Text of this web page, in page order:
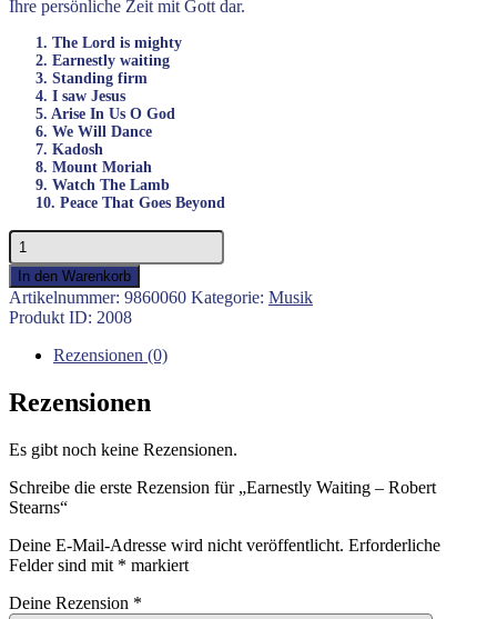
Ihre persönliche Zeit mit Gott dar.
1. The Lord is mighty
2. Earnestly waiting
3. Standing firm
4. I saw Jesus
5. Arise In Us O God
6. We Will Dance
7. Kadosh
8. Mount Moriah
9. Watch The Lamb
10. Peace That Goes Beyond
Earnestly
Waiting
Robert
Stearns
In den Warenkorb
Artikelnummer: 9860060 Kategorie: Musik
Produkt ID: 2008
Rezensionen (0)
Rezensionen
Es gibt noch keine Rezensionen.
Schreibe die erste Rezension für „Earnestly Waiting – Robert
Stearns“
Deine E-Mail-Adresse wird nicht veröffentlicht. Erforderliche
Felder sind mit * markiert
Deine Rezension *